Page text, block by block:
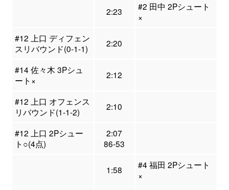
2:23
#2 田中 2Pシュート
×
#12 上口 ディフェン
スリバウンド(0-1-1)
2:20
#14 佐々木 3Pシュ
ート×
2:12
#12 上口 オフェンス
リバウンド(1-1-2)
2:10
#12 上口 2Pシュー
ト○(4点)
2:07
86-53
1:58
#4 福田 2Pシュート
×